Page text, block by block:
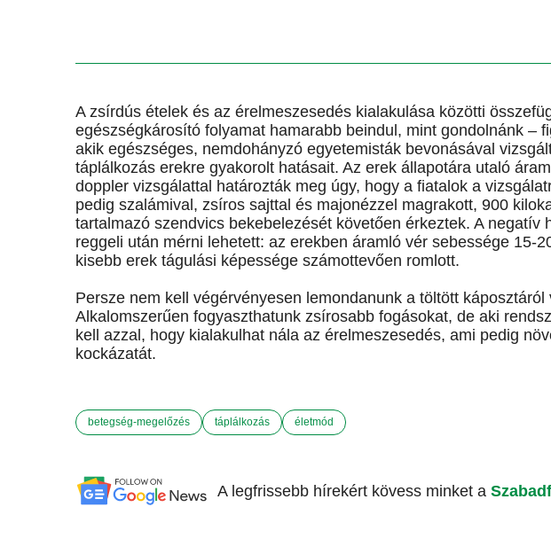
A zsírdús ételek és az érelmeszesedés kialakulása közötti
egészségkárosító folyamat hamarabb beindul, mint gondolnánk –
akik egészséges, nemdohányzó egyetemisták bevonásával
táplálkozás erekre gyakorolt hatásait. Az erek állapotára utaló
doppler vizsgálattal határozták meg úgy, hogy a fiatalok a
pedig szalámival, zsíros sajttal és majonézzel magrakott, 900
tartalmazó szendvics bekebelezését követően érkeztek. A negatív
reggeli után mérni lehetett: az erekben áramló vér sebessége 15-
kisebb erek tágulási képessége számottevően romlott.
Persze nem kell végérvényesen lemondanunk a töltött
Alkalomszerűen fogyaszthatunk zsírosabb fogásokat, de aki
kell azzal, hogy kialakulhat nála az érelmeszesedés, ami pedig
kockázatát.
betegség-megelőzés táplálkozás életmód
A legfrissebb hírekért kövess minket a